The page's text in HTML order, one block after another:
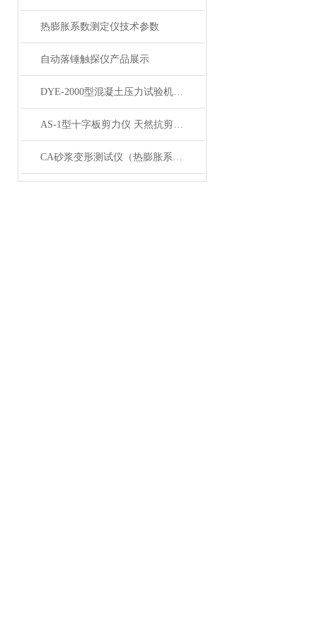
热膨胀系数测定仪技术参数
自动落锤触探仪产品展示
DYE-2000型混凝土压力试验机200吨产品展示
AS-1型十字板剪力仪 天然抗剪强度 剪力仪展示
CA砂浆变形测试仪（热膨胀系数仪）产品展示